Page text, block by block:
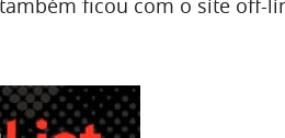
também ficou com o site off-